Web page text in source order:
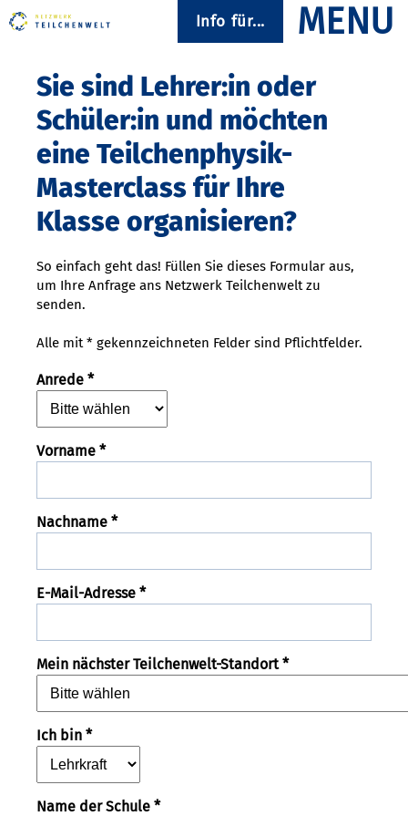
Info für...
Sie sind Lehrer:in oder
Schüler:in und möchten
eine Teilchenphysik-
Masterclass für Ihre
Klasse organisieren?
So einfach geht das! Füllen Sie dieses Formular aus,
um Ihre Anfrage ans Netzwerk Teilchenwelt zu
senden.
Alle mit * gekennzeichneten Felder sind Pflichtfelder.
Anrede *
Vorname *
Nachname *
E-Mail-Adresse *
Mein nächster Teilchenwelt-Standort *
Ich bin *
Name der Schule *